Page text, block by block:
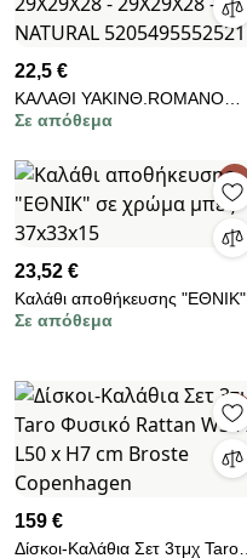
22,5 €
ΚΑΛΑΘΙ ΥΑΚΙΝΘ.ROMANO
29X29X28 - 29X29X28 -
Σε απόθεμα
23,52 €
Καλάθι αποθήκευσης "ΕΘΝΙΚ"
σε χρώμα μπεζ 37x33x15
Σε απόθεμα
159 €
Δίσκοι-Καλάθια Σετ 3τμχ Taro